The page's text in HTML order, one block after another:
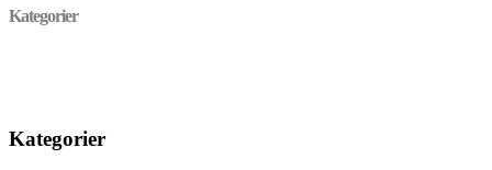
Kategorier
Kategorier